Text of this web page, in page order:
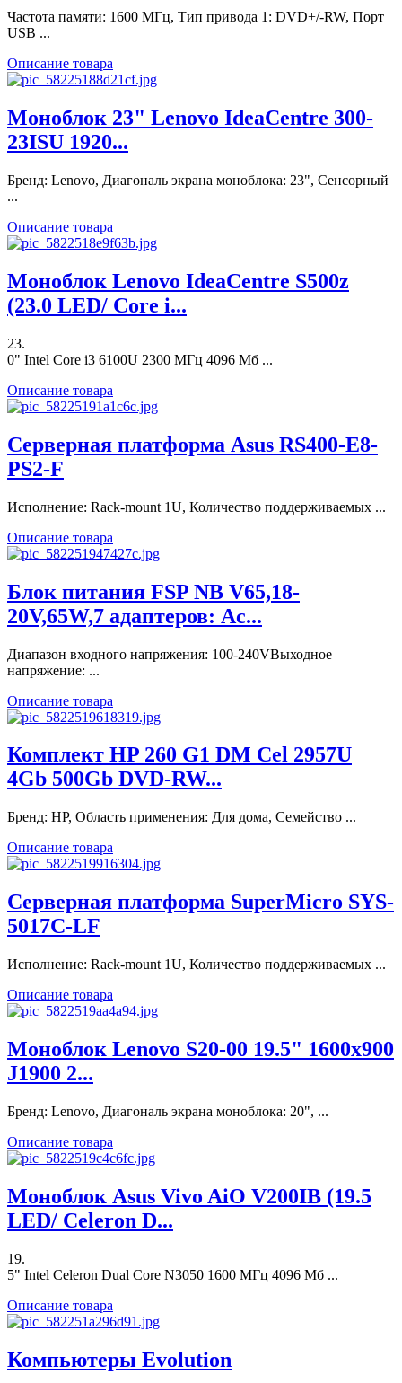
Частота памяти: 1600 МГц, Тип привода 1: DVD+/-RW, Порт
USB ...
Описание товара
Моноблок 23" Lenovo IdeaCentre 300-
23ISU 1920...
Бренд: Lenovo, Диагональ экрана моноблока: 23", Сенсорный
...
Описание товара
Моноблок Lenovo IdeaCentre S500z
(23.0 LED/ Core i...
23.
0" Intel Core i3 6100U 2300 МГц 4096 Мб ...
Описание товара
Серверная платформа Asus RS400-E8-
PS2-F
Исполнение: Rack-mount 1U, Количество поддерживаемых ...
Описание товара
Блок питания FSP NB V65,18-
20V,65W,7 адаптеров: Ac...
Диапазон входного напряжения: 100-240VВыходное
напряжение: ...
Описание товара
Комплект HP 260 G1 DM Cel 2957U
4Gb 500Gb DVD-RW...
Бренд: HP, Область применения: Для дома, Семейство ...
Описание товара
Серверная платформа SuperMicro SYS-
5017C-LF
Исполнение: Rack-mount 1U, Количество поддерживаемых ...
Описание товара
Моноблок Lenovo S20-00 19.5" 1600x900
J1900 2...
Бренд: Lenovo, Диагональ экрана моноблока: 20", ...
Описание товара
Моноблок Asus Vivo AiO V200IB (19.5
LED/ Celeron D...
19.
5" Intel Celeron Dual Core N3050 1600 МГц 4096 Мб ...
Описание товара
Компьютеры Evolution